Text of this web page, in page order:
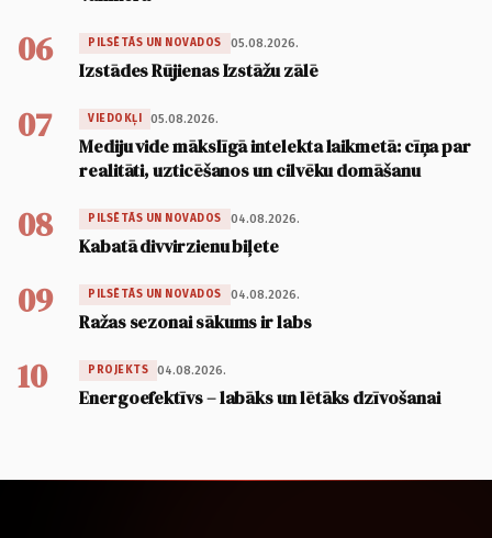
06 PILSĒTĀS UN NOVADOS 05.08.2026.
Izstādes Rūjienas Izstāžu zālē
07 VIEDOKĻI 05.08.2026.
Mediju vide mākslīgā intelekta laikmetā: cīņa par
realitāti, uzticēšanos un cilvēku domāšanu
08 PILSĒTĀS UN NOVADOS 04.08.2026.
Kabatā divvirzienu biļete
09 PILSĒTĀS UN NOVADOS 04.08.2026.
Ražas sezonai sākums ir labs
10 PROJEKTS 04.08.2026.
Energoefektīvs – labāks un lētāks dzīvošanai